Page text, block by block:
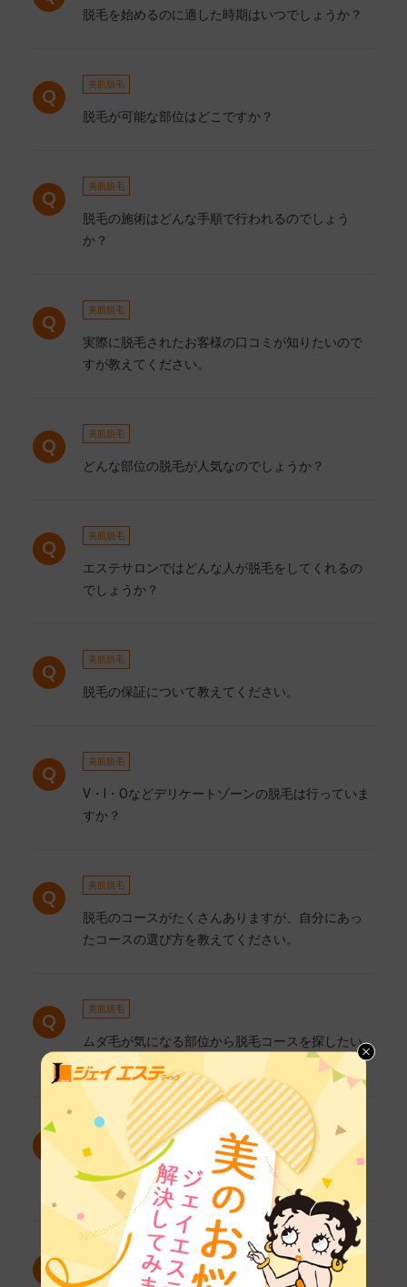
脱毛を始めるのに適した時期はいつでしょうか？
美肌脱毛
脱毛が可能な部位はどこですか？
美肌脱毛
脱毛の施術はどんな手順で行われるのでしょう
か？
美肌脱毛
実際に脱毛されたお客様の口コミが知りたいので
すが教えてください。
美肌脱毛
どんな部位の脱毛が人気なのでしょうか？
美肌脱毛
エステサロンではどんな人が脱毛をしてくれるの
でしょうか？
美肌脱毛
脱毛の保証について教えてください。
美肌脱毛
V・I・Oなどデリケートゾーンの脱毛は行っていま
すか？
美肌脱毛
脱毛のコースがたくさんありますが、自分にあっ
たコースの選び方を教えてください。
美肌脱毛
ムダ毛が気になる部位から脱毛コースを探したい
のですが、どんなコースがありますか？
美肌脱毛
脱毛の施術前に注意しなければならないことはあ
りますか？
カウンセリング